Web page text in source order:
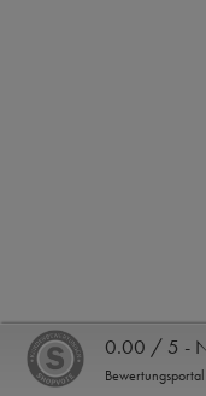
0.00 / 5 -